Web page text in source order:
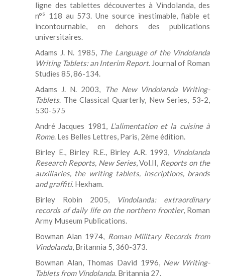
ligne des tablettes découvertes à Vindolanda, des
n°s
118 au 573. Une source inestimable, fiable et
incontournable, en dehors des publications
universitaires.
Adams J. N. 1985, The Language of the Vindolanda
Writing Tablets: an Interim Report. Journal of Roman
Studies 85, 86-134.
Adams J. N. 2003,
The New Vindolanda Writing-
Tablets. The Classical Quarterly, New Series, 53-2,
530-575
André Jacques 1981, L’alimentation et la cuisine à
Rome. Les Belles Lettres, Paris, 2ème édition.
Birley E., Birley R.E., Birley A.R. 1993, Vindolanda
Research Reports, New Series, Vol.II, Reports on the
auxiliaries, the writing tablets, inscriptions, brands
and graffiti. Hexham.
Birley Robin 2005,
Vindolanda: extraordinary
records of daily life on the northern frontier, Roman
Army Museum Publications.
Bowman Alan 1974, Roman Military Records from
Vindolanda, Britannia 5, 360-373.
Bowman Alan, Thomas David 1996, New Writing-
Tablets from Vindolanda. Britannia 27.